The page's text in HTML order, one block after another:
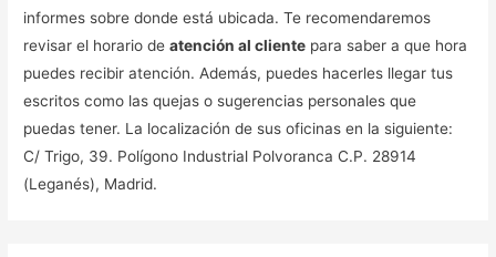
informes sobre donde está ubicada. Te recomendaremos
revisar el horario deatención al cliente para saber a que hora
puedes recibir atención. Además, puedes hacerles llegar tus
escritos como las quejas o sugerencias personales que
puedas tener. La localización de sus oficinas en la siguiente:
C/ Trigo, 39. Polígono Industrial Polvoranca C.P. 28914
(Leganés), Madrid.